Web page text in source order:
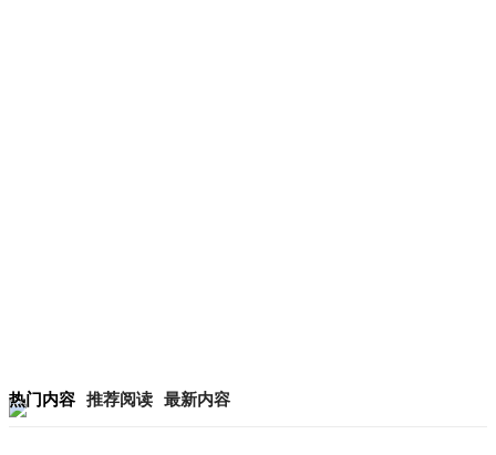
热门内容 推荐阅读 最新内容